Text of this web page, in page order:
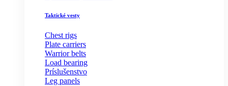
Taktické vesty
Chest rigs
Plate carriers
Warrior belts
Load bearing
Príslušenstvo
Leg panels